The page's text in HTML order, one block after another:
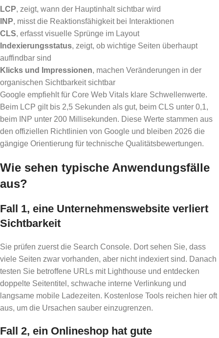
LCP, zeigt, wann der Hauptinhalt sichtbar wird
INP, misst die Reaktionsfähigkeit bei Interaktionen
CLS, erfasst visuelle Sprünge im Layout
Indexierungsstatus, zeigt, ob wichtige Seiten überhaupt
auffindbar sind
Klicks und Impressionen, machen Veränderungen in der
organischen Sichtbarkeit sichtbar
Google empfiehlt für Core Web Vitals klare Schwellenwerte.
Beim LCP gilt bis 2,5 Sekunden als gut, beim CLS unter 0,1,
beim INP unter 200 Millisekunden. Diese Werte stammen aus
den offiziellen Richtlinien von Google und bleiben 2026 die
gängige Orientierung für technische Qualitätsbewertungen.
Wie sehen typische Anwendungsfälle
aus?
Fall 1, eine Unternehmenswebsite verliert
Sichtbarkeit
Sie prüfen zuerst die Search Console. Dort sehen Sie, dass
viele Seiten zwar vorhanden, aber nicht indexiert sind. Danach
testen Sie betroffene URLs mit Lighthouse und entdecken
doppelte Seitentitel, schwache interne Verlinkung und
langsame mobile Ladezeiten. Kostenlose Tools reichen hier oft
aus, um die Ursachen sauber einzugrenzen.
Fall 2, ein Onlineshop hat gute